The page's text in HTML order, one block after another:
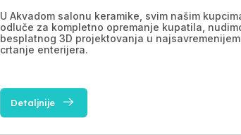
U Akvadom salonu keramike, svim našim
odluče za kompletno opremanje kupatila,
besplatnog 3D projektovanja u
crtanje enterijera.
Detaljnije